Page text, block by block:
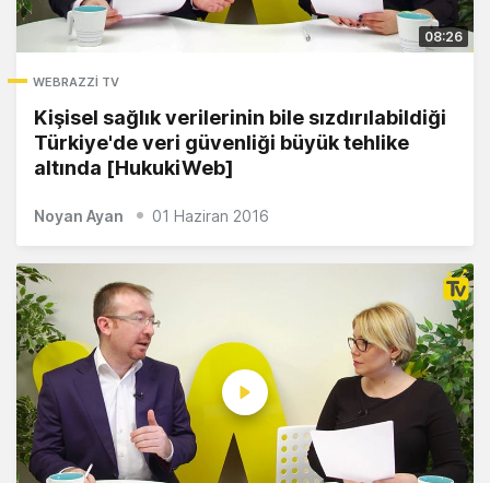
WEBRAZZI TV
Kişisel sağlık verilerinin bile sızdırılabildiği
Türkiye'de veri güvenliği büyük tehlike
altında [HukukiWeb]
08:26
Noyan Ayan 01 Haziran 2016